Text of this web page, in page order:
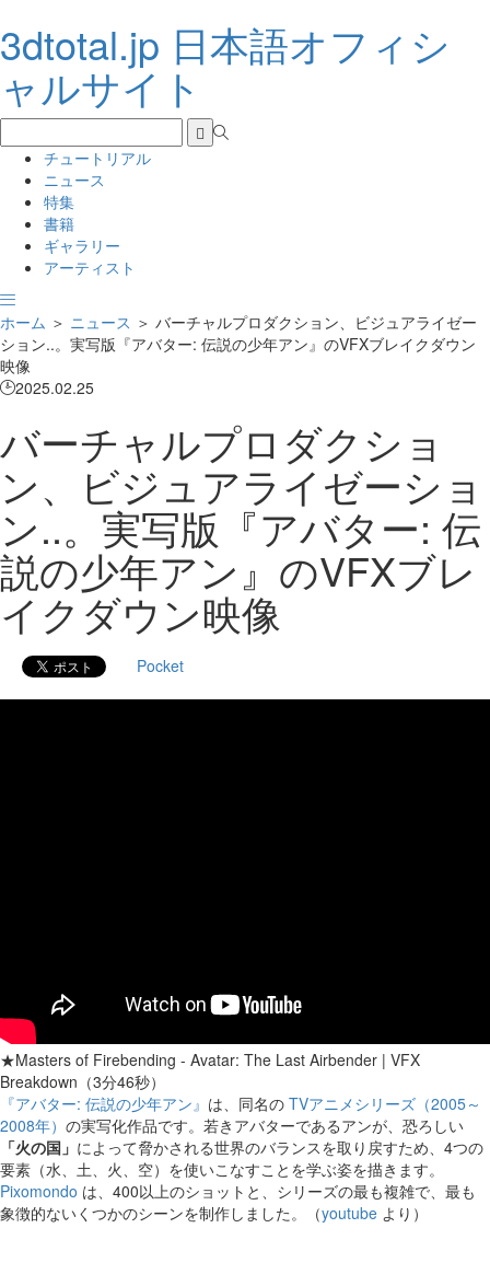
3dtotal.jp 日本語オフィシ
ャルサイト
チュートリアル
ニュース
特集
書籍
ギャラリー
アーティスト
ホーム ＞ ニュース ＞ バーチャルプロダクション、ビジュアライゼー
ション..。実写版『アバター: 伝説の少年アン』のVFXブレイクダウン
映像
2025.02.25
バーチャルプロダクショ
ン、ビジュアライゼーショ
ン..。実写版『アバター: 伝
説の少年アン』のVFXブレ
イクダウン映像
Pocket
★Masters of Firebending - Avatar: The Last Airbender | VFX
Breakdown（3分46秒）
『アバター: 伝説の少年アン』 は、同名の TVアニメシリーズ（2005～
2008年） の実写化作品です。若きアバターであるアンが、恐ろしい
「火の国」 によって脅かされる世界のバランスを取り戻すため、4つの
要素（水、土、火、空）を使いこなすことを学ぶ姿を描きます。
Pixomondo は、400以上のショットと、シリーズの最も複雑で、最も
象徴的ないくつかのシーンを制作しました。（youtube より）